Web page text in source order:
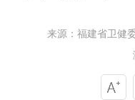
来源：福建省卫健